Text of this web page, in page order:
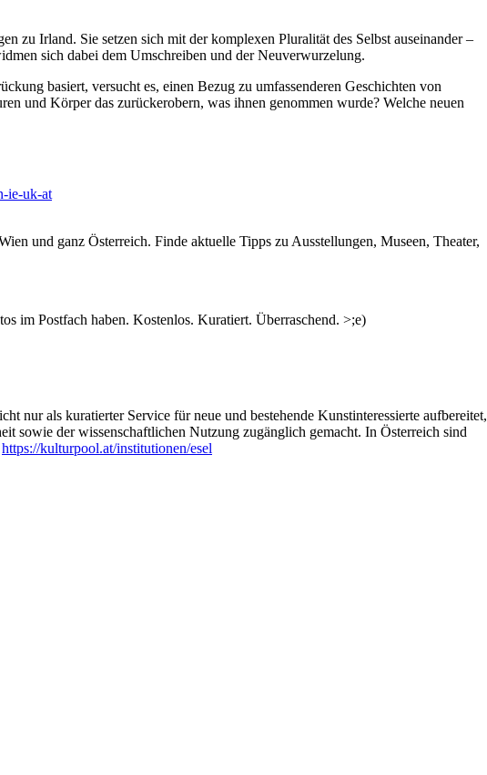
zu Irland. Sie setzen sich mit der komplexen Pluralität des Selbst auseinander –
sich dabei dem Umschreiben und der Neuverwurzelung.
basiert, versucht es, einen Bezug zu umfassenderen Geschichten von
und Körper das zurückerobern, was ihnen genommen wurde? Welche neuen
ie-uk-at
und ganz Österreich. Finde aktuelle Tipps zu Ausstellungen, Museen, Theater,
im Postfach haben. Kostenlos. Kuratiert. Überraschend. >;e)
nur als kuratierter Service für neue und bestehende Kunstinteressierte aufbereitet,
sowie der wissenschaftlichen Nutzung zugänglich gemacht. In Österreich sind
https://kulturpool.at/institutionen/esel